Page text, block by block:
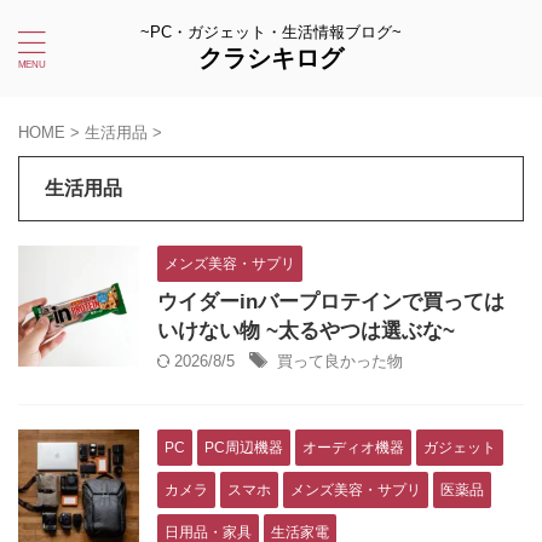
~PC・ガジェット・生活情報ブログ~
クラシキログ
HOME > 生活用品 >
生活用品
メンズ美容・サプリ
ウイダーinバープロテインで買っては
いけない物 ~太るやつは選ぶな~
2026/8/5 買って良かった物
PC PC周辺機器 オーディオ機器 ガジェット
カメラ スマホ メンズ美容・サプリ 医薬品
日用品・家具 生活家電